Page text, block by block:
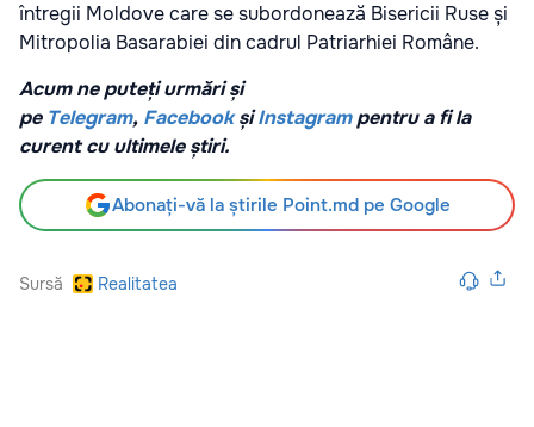
întregii Moldove care se subordonează Bisericii Ruse și
Mitropolia Basarabiei din cadrul Patriarhiei Române.
Acum ne puteți urmări și
pe Telegram, Facebook șiInstagrampentru a fi la
curent cu ultimele știri.
Abonați-vă la știrile Point.md pe Google
Sursă Realitatea